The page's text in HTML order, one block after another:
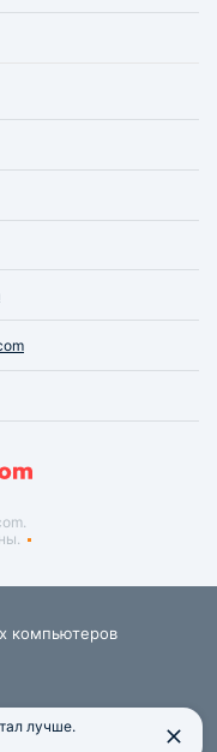
компьютеров
лучше.